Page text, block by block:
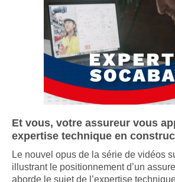
Et vous, votre assureur vous
expertise technique en
Le nouvel opus de la série de vidéos
illustrant le positionnement d’un